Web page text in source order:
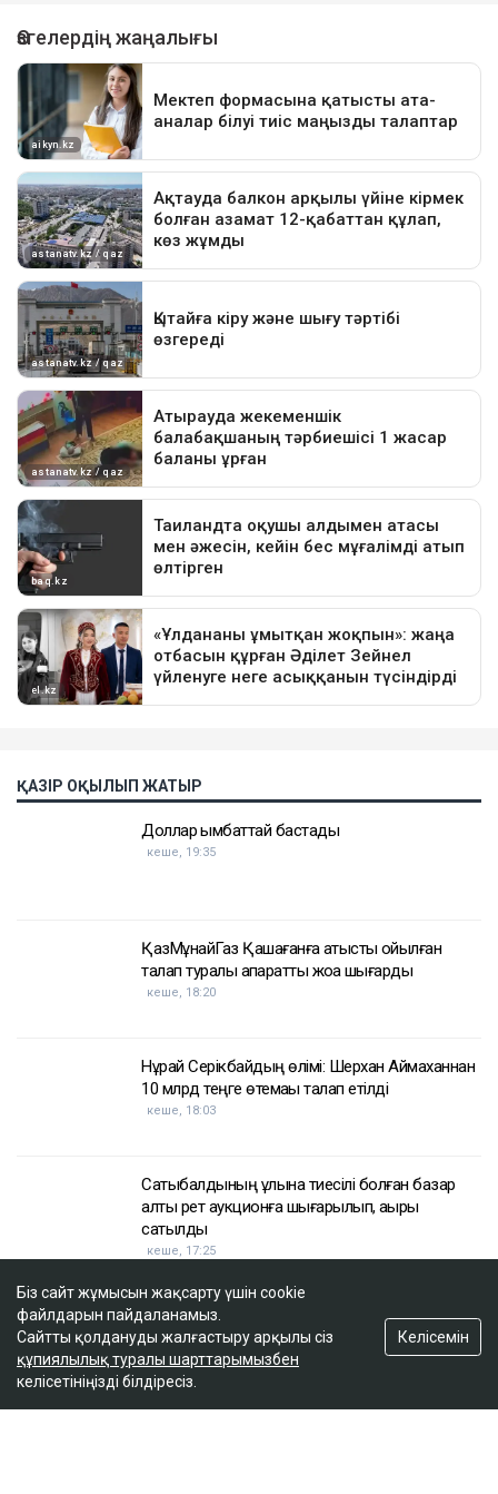
ҚАЗІР ОҚЫЛЫП ЖАТЫР
Доллар қымбаттай бастады
кеше, 19:35
ҚазМұнайГаз Қашағанға қатысты қойылған
талап туралы ақпаратты жоққа шығарды
кеше, 18:20
Нұрай Серікбайдың өлімі: Шерхан Аймаханнан
10 млрд теңге өтемақы талап етілді
кеше, 18:03
Сатыбалдының ұлына тиесілі болған базар
алты рет аукционға шығарылып, ақыры
сатылды
кеше, 17:25
Сайт материалдарын коммерциялық мақсатта толық немесе ішінара
көшіруге тек сайт иесінің жазбаша рұқсатымен ғана рұқсат етіледі.
Біз сайт жұмысын жақсарту үшін cookie
файлдарын пайдаланамыз.
Сайтты қолдануды жалғастыру арқылы сіз
құпиялылық туралы шарттарымызбен
келісетініңізді білдіресіз.
Келісемін